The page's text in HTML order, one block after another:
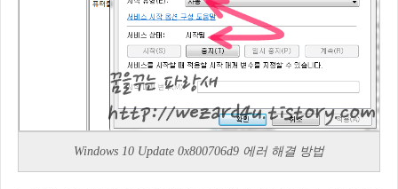
Windows 10 Update 0x800706d9 에러 해결 방법